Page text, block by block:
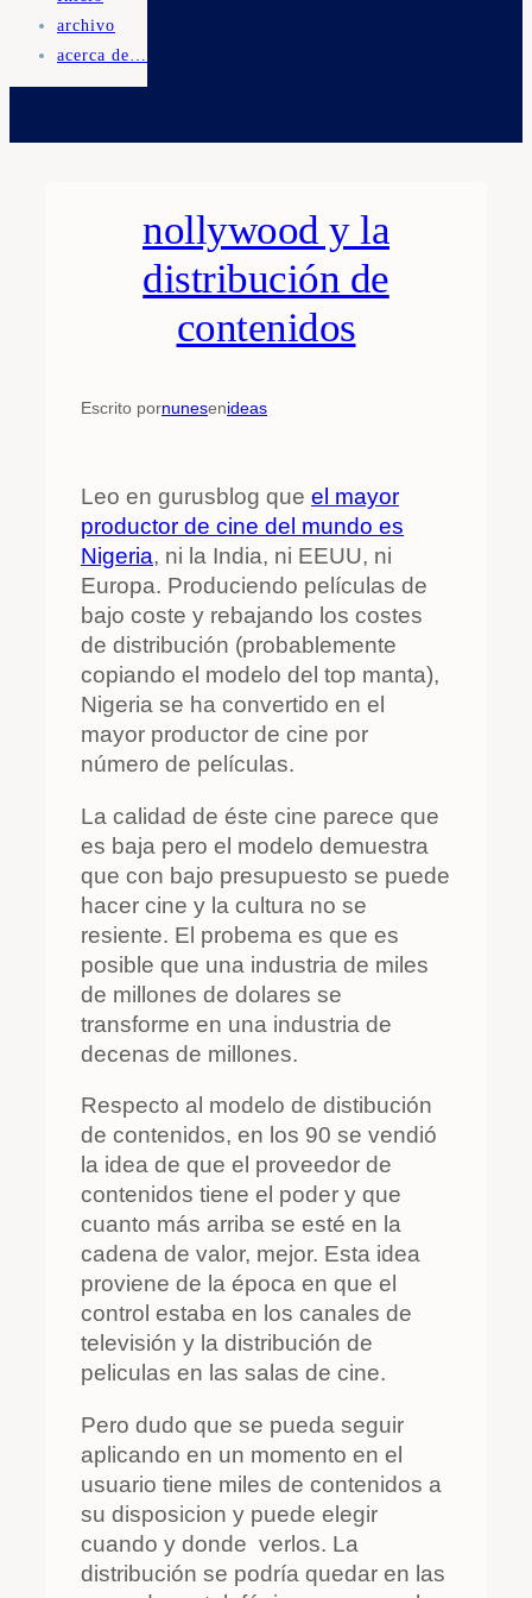
archivo
acerca de…
nollywood y la
distribución de
contenidos
Escrito pornunesenideas
Leo en gurusblog que el mayor
productor de cine del mundo es
Nigeria, ni la India, ni EEUU, ni
Europa. Produciendo películas de
bajo coste y rebajando los costes
de distribución (probablemente
copiando el modelo del top manta),
Nigeria se ha convertido en el
mayor productor de cine por
número de películas.
La calidad de éste cine parece que
es baja pero el modelo demuestra
que con bajo presupuesto se puede
hacer cine y la cultura no se
resiente. El probema es que es
posible que una industria de miles
de millones de dolares se
transforme en una industria de
decenas de millones.
Respecto al modelo de distibución
de contenidos, en los 90 se vendió
la idea de que el proveedor de
contenidos tiene el poder y que
cuanto más arriba se esté en la
cadena de valor, mejor. Esta idea
proviene de la época en que el
control estaba en los canales de
televisión y la distribución de
peliculas en las salas de cine.
Pero dudo que se pueda seguir
aplicando en un momento en el
usuario tiene miles de contenidos a
su disposicion y puede elegir
cuando y donde verlos. La
distribución se podría quedar en las